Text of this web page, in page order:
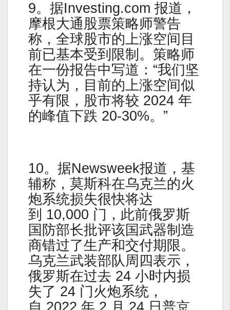
9。据Investing.com 报道，
摩根大通股票策略师警告
称，全球股市的上涨空间目
前已基本受到限制。策略师
在一份报告中写道：“我们坚
持认为，目前的上涨空间似
乎有限，股市将较 2024 年
的峰值下跌 20-30%。”
10。据Newsweek报道，基
辅称，莫斯科在乌克兰的火
炮系统损失很快将达
到 10,000 门，此前俄罗斯
国防部长批评该国武器制造
商错过了生产和交付期限。
乌克兰武装部队周四表示，
俄罗斯在过去 24 小时内损
失了 24 门火炮系统，
自 2022 年 2 月 24 日普京